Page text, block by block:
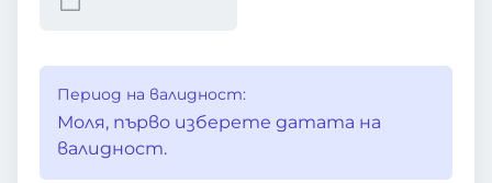
Период на валидност:
Моля, първо изберете датата на
валидност.